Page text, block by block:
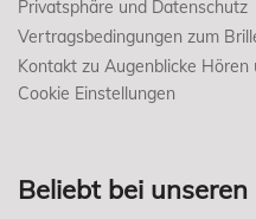
Privatsphäre und Datenschutz
Vertragsbedingungen zum
Kontakt zu Augenblicke Hören
Cookie Einstellungen
Beliebt bei